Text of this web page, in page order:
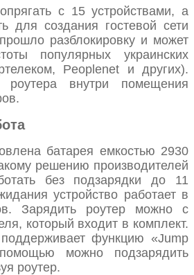
с 15 устройствами, а
для создания гостевой сети
разблокировку и может
популярных украинских
Peoplenet и других).
роутера внутри помещения
батарея емкостью 2930
решению производителей
без подзарядки до 11
устройство работает в
Зарядить роутер можно с
который входит в комплект.
функцию «Jump
можно подзарядить
роутер.